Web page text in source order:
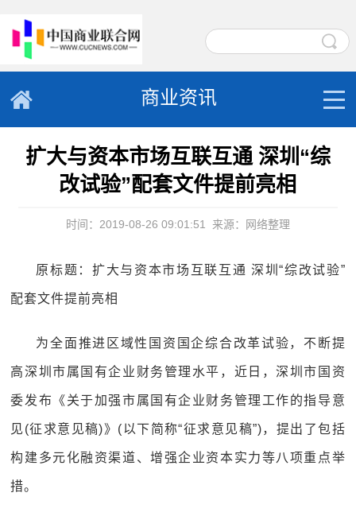
商业资讯
扩大与资本市场互联互通 深圳“综
改试验”配套文件提前亮相
时间：2019-08-26 09:01:51 来源：网络整理
原标题：扩大与资本市场互联互通 深圳“综改试验”
配套文件提前亮相
为全面推进区域性国资国企综合改革试验，不断提
高深圳市属国有企业财务管理水平，近日，深圳市国资
委发布《关于加强市属国有企业财务管理工作的指导意
见(征求意见稿)》(以下简称“征求意见稿”)，提出了包括
构建多元化融资渠道、增强企业资本实力等八项重点举
措。